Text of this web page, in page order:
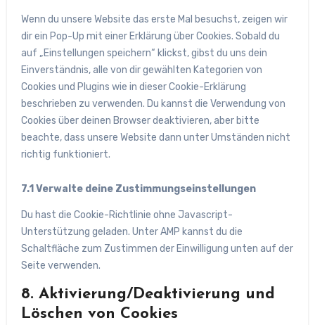
Wenn du unsere Website das erste Mal besuchst, zeigen wir
dir ein Pop-Up mit einer Erklärung über Cookies. Sobald du
auf „Einstellungen speichern“ klickst, gibst du uns dein
Einverständnis, alle von dir gewählten Kategorien von
Cookies und Plugins wie in dieser Cookie-Erklärung
beschrieben zu verwenden. Du kannst die Verwendung von
Cookies über deinen Browser deaktivieren, aber bitte
beachte, dass unsere Website dann unter Umständen nicht
richtig funktioniert.
7.1 Verwalte deine Zustimmungseinstellungen
Du hast die Cookie-Richtlinie ohne Javascript-
Unterstützung geladen. Unter AMP kannst du die
Schaltfläche zum Zustimmen der Einwilligung unten auf der
Seite verwenden.
8. Aktivierung/Deaktivierung und
Löschen von Cookies